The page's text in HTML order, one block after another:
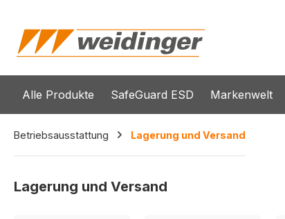
Alle Produkte SafeGuard ESD Markenwelt
Betriebsausstattung Lagerung und Versand
Lagerung und Versand